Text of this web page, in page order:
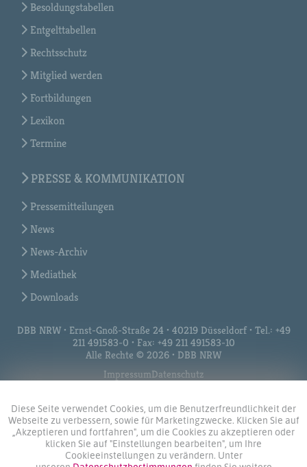
Diese Seite verwendet Cookies, um die Benutzerfreundlichkeit der
Webseite zu verbessern, sowie für Marketingzwecke. Klicken Sie auf
„Akzeptieren und fortfahren", um die Cookies zu akzeptieren oder
klicken Sie auf "Einstellungen bearbeiten", um Ihre
Cookieeinstellungen zu verändern. Unter
Besoldungstabellen
Entgelttabellen
Rechtsschutz
Mitglied werden
Fortbildungen
Lexikon
Termine
PRESSE & KOMMUNIKATION
Pressemitteilungen
News
News-Archiv
Mediathek
Downloads
DBB NRW • Ernst-Gnoß-Straße 24 • 40219 Düsseldorf • Tel.: +49
211 491583-0 • Fax: +49 211 491583-10
Alle Rechte © 2026 • DBB NRW
ImpressumDatenschutz